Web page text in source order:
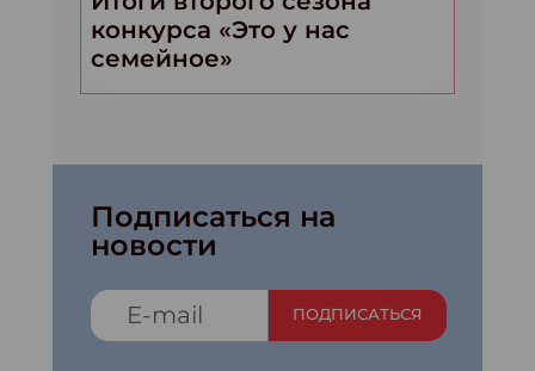
конкурса «Это у нас
семейное»
Подписаться на
новости
ПОДПИСАТЬСЯ